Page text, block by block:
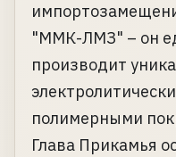
"ММК-ЛМЗ" – он
производит
полимерными
Глава Прикамья